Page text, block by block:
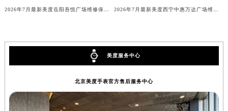
美度服务中心
北京美度手表官方售后服务中心